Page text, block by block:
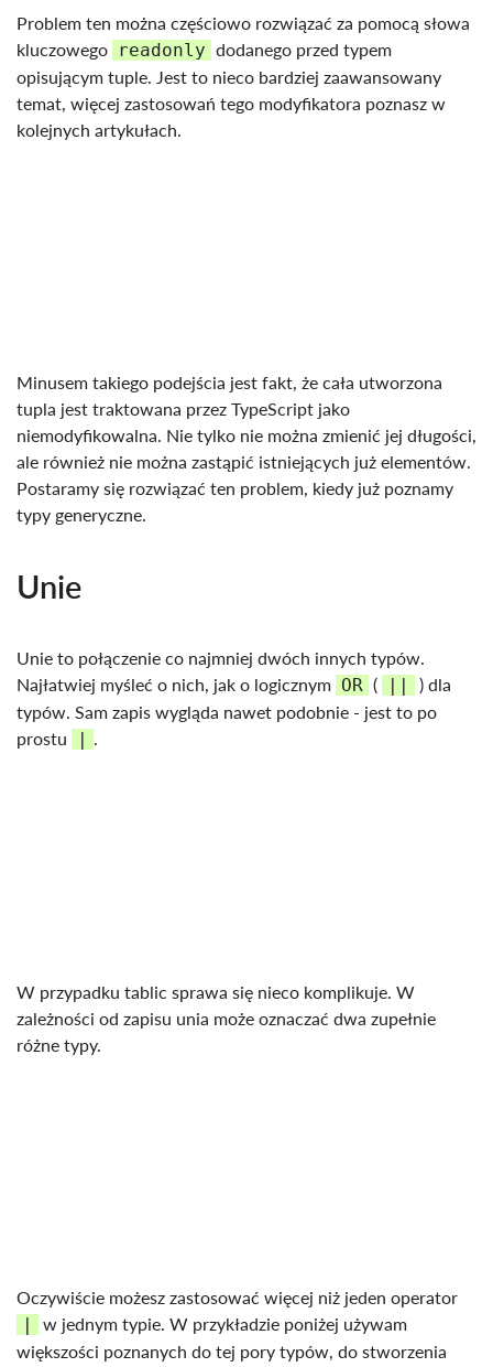
Problem ten można częściowo rozwiązać za pomocą słowa
kluczowego readonly dodanego przed typem
opisującym tuple. Jest to nieco bardziej zaawansowany
temat, więcej zastosowań tego modyfikatora poznasz w
kolejnych artykułach.
Minusem takiego podejścia jest fakt, że cała utworzona
tupla jest traktowana przez TypeScript jako
niemodyfikowalna. Nie tylko nie można zmienić jej długości,
ale również nie można zastąpić istniejących już elementów.
Postaramy się rozwiązać ten problem, kiedy już poznamy
typy generyczne.
Unie
Unie to połączenie co najmniej dwóch innych typów.
Najłatwiej myśleć o nich, jak o logicznym OR ( ||
) dla
typów. Sam zapis wygląda nawet podobnie - jest to po
prostu
| .
W przypadku tablic sprawa się nieco komplikuje. W
zależności od zapisu unia może oznaczać dwa zupełnie
różne typy.
Oczywiście możesz zastosować więcej niż jeden operator
|
w jednym typie. W przykładzie poniżej używam
większości poznanych do tej pory typów, do stworzenia